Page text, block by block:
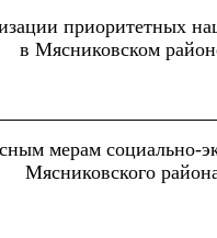
приоритетных
в Мясниковском
мерам социально-
Мясниковского